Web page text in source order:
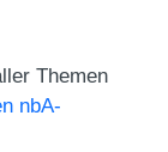
Themen
nbA-